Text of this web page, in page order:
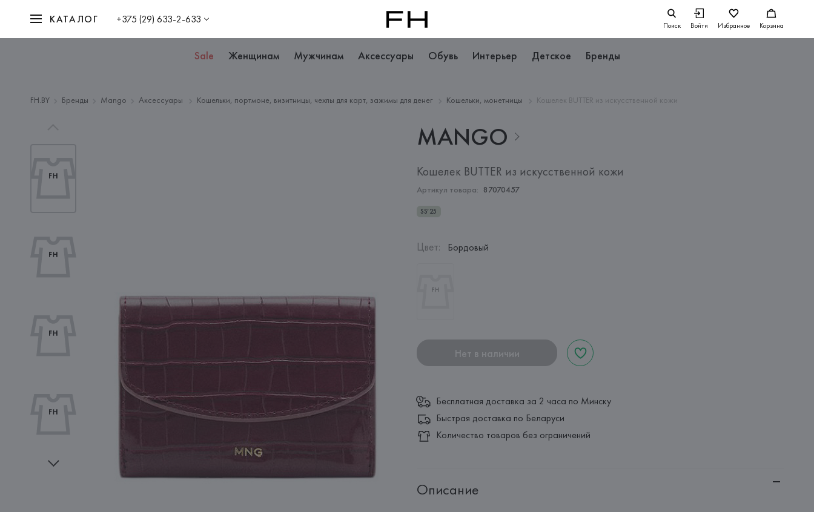
КАТАЛОГ +375 (29) 633-2-633 Поиск Войти Избранное Корзина
Sale Женщинам Мужчинам Аксессуары Обувь Интерьер Детское Бренды
FH.BY Бренды Mango Аксессуары Кошельки, портмоне, визитницы, чехлы для карт, зажимы для денег Кошельки, монетницы Кошелек BUTTER из искусственной кожи
MANGO
Кошелек BUTTER из искусственной кожи
Артикул товара: 87070457
SS’25
Цвет: Бордовый
Нет в наличии
Бесплатная доставка за 2 часа по Минску
Быстрая доставка по Беларуси
Количество товаров без ограничений
Описание